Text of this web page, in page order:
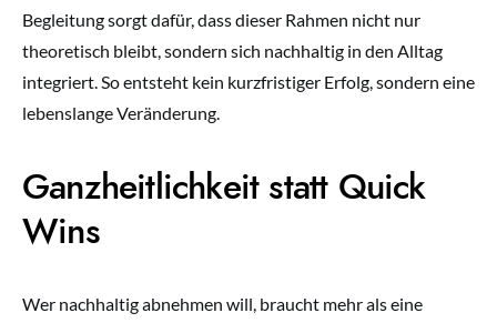
Begleitung sorgt dafür, dass dieser Rahmen nicht nur
theoretisch bleibt, sondern sich nachhaltig in den Alltag
integriert. So entsteht kein kurzfristiger Erfolg, sondern eine
lebenslange Veränderung.
Ganzheitlichkeit statt Quick
Wins
Wer nachhaltig abnehmen will, braucht mehr als eine